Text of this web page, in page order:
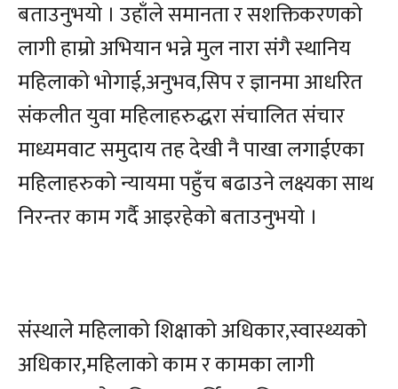
बताउनुभयो । उहाँले समानता र सशक्तिकरणको
लागी हाम्रो अभियान भन्ने मुल नारा संगै स्थानिय
महिलाको भोगाई,अनुभव,सिप र ज्ञानमा आधरित
संकलीत युवा महिलाहरुद्धरा संचालित संचार
माध्यमवाट समुदाय तह देखी नै पाखा लगाईएका
महिलाहरुको न्यायमा पहुँच बढाउने लक्ष्यका साथ
निरन्तर काम गर्दै आइरहेको बताउनुभयो ।
संस्थाले महिलाको शिक्षाको अधिकार,स्वास्थ्यको
अधिकार,महिलाको काम र कामका लागी